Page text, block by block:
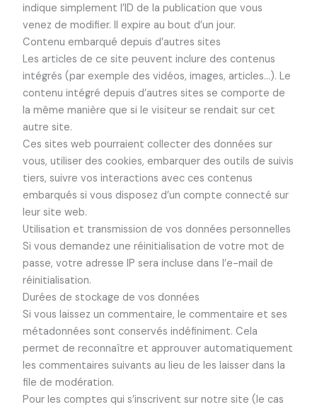
indique simplement l’ID de la publication que vous
venez de modifier. Il expire au bout d’un jour.
Contenu embarqué depuis d’autres sites
Les articles de ce site peuvent inclure des contenus
intégrés (par exemple des vidéos, images, articles…). Le
contenu intégré depuis d’autres sites se comporte de
la même manière que si le visiteur se rendait sur cet
autre site.
Ces sites web pourraient collecter des données sur
vous, utiliser des cookies, embarquer des outils de suivis
tiers, suivre vos interactions avec ces contenus
embarqués si vous disposez d’un compte connecté sur
leur site web.
Utilisation et transmission de vos données personnelles
Si vous demandez une réinitialisation de votre mot de
passe, votre adresse IP sera incluse dans l’e-mail de
réinitialisation.
Durées de stockage de vos données
Si vous laissez un commentaire, le commentaire et ses
métadonnées sont conservés indéfiniment. Cela
permet de reconnaître et approuver automatiquement
les commentaires suivants au lieu de les laisser dans la
file de modération.
Pour les comptes qui s’inscrivent sur notre site (le cas